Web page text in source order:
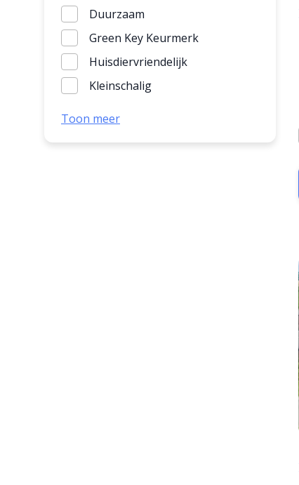
Duurzaam
Green Key Keurmerk
Huisdiervriendelijk
Kleinschalig
Toon meer